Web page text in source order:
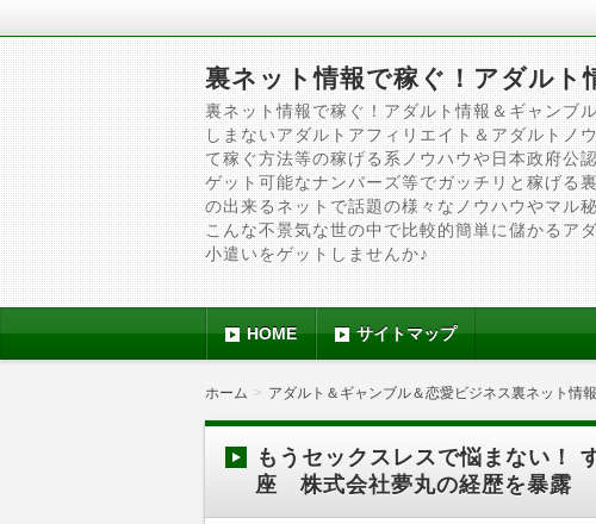
裏ネット情報で稼ぐ！アダルト
裏ネット情報で稼ぐ！アダルト情報＆ギャンブ
しまないアダルトアフィリエイト＆アダルトノ
て稼ぐ方法等の稼げる系ノウハウや日本政府公
ゲット可能なナンバーズ等でガッチリと稼げる
の出来るネットで話題の様々なノウハウやマル
こんな不景気な世の中で比較的簡単に儲かるア
小遣いをゲットしませんか♪
HOME サイトマップ
ホーム アダルト＆ギャンブル＆恋愛ビジネス裏ネット情
もうセックスレスで悩まない！
座 株式会社夢丸の経歴を暴露